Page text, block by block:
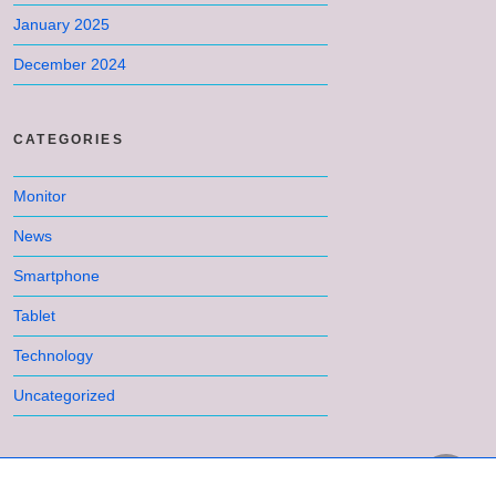
January 2025
December 2024
CATEGORIES
Monitor
News
Smartphone
Tablet
Technology
Uncategorized